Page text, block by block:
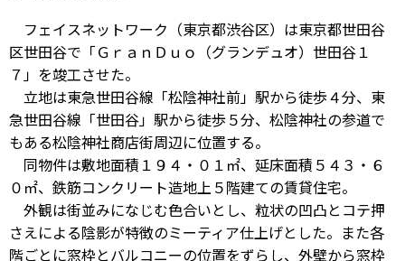
フェイスネットワーク（東京都渋谷区）は東京都世田谷
区世田谷で「ＧｒａｎＤｕｏ（グランデュオ）世田谷１
７」を竣工させた。
立地は東急世田谷線「松陰神社前」駅から徒歩４分、東
急世田谷線「世田谷」駅から徒歩５分、松陰神社の参道で
もある松陰神社商店街周辺に位置する。
同物件は敷地面積１９４・０１㎡、延床面積５４３・６
０㎡、鉄筋コンクリート造地上５階建ての賃貸住宅。
外観は街並みになじむ色合いとし、粒状の凹凸とコテ押
さえによる陰影が特徴のミーティア仕上げとした。また各
階ごとに窓枠とバルコニーの位置をずらし、外壁から窓枠